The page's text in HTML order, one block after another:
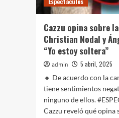
medalla
en
Mundial
de
Clavados
en
Guadalajara
Cazzu opina sobre
Christian Nodal y
“Yo estoy soltera”
admin
5 abril, 2025
🔸 De acuerdo con la
tiene sentimientos
ninguno de ellos.
Cazzu reveló qué opina